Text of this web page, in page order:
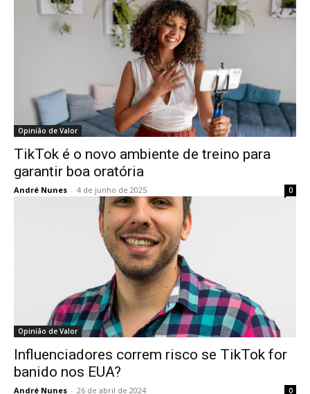
Opinião de Valor
TikTok é o novo ambiente de treino para
garantir boa oratória
André Nunes - 4 de junho de 2025 0
Opinião de Valor
Influenciadores correm risco se TikTok for
banido nos EUA?
André Nunes - 26 de abril de 2024 0